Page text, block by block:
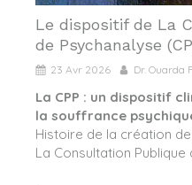
Le dispositif de La
de Psychanalyse
23 Avr 2026 Dr. Ouarda
La CPP : un dispositif
la souffrance
Histoire de la création de
La Consultation Publique